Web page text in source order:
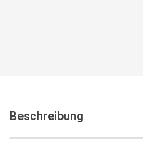
Beschreibung